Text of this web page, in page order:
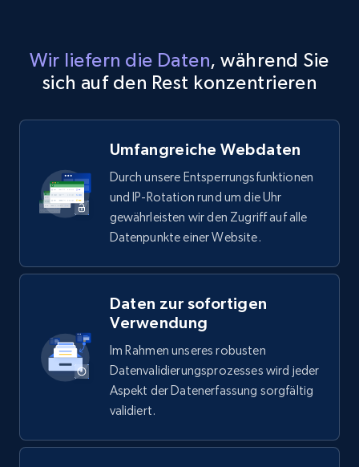
Wir liefern die Daten, während Sie
sich auf den Rest konzentrieren
Umfangreiche Webdaten
Durch unsere Entsperrungsfunktionen
und IP-Rotation rund um die Uhr
gewährleisten wir den Zugriff auf alle
Datenpunkte einer Website.
Daten zur sofortigen
Verwendung
Im Rahmen unseres robusten
Datenvalidierungsprozesses wird jeder
Aspekt der Datenerfassung sorgfältig
validiert.